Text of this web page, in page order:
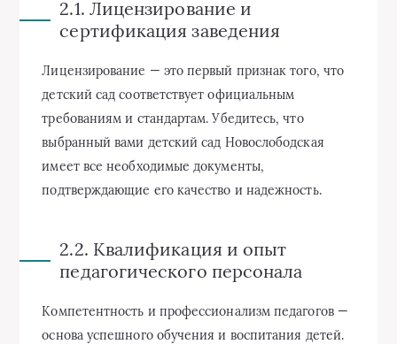
2.1. Лицензирование и
сертификация заведения
Лицензирование — это первый признак того, что
детский сад соответствует официальным
требованиям и стандартам. Убедитесь, что
выбранный вами детский сад Новослободская
имеет все необходимые документы,
подтверждающие его качество и надежность.
2.2. Квалификация и опыт
педагогического персонала
Компетентность и профессионализм педагогов —
основа успешного обучения и воспитания детей.